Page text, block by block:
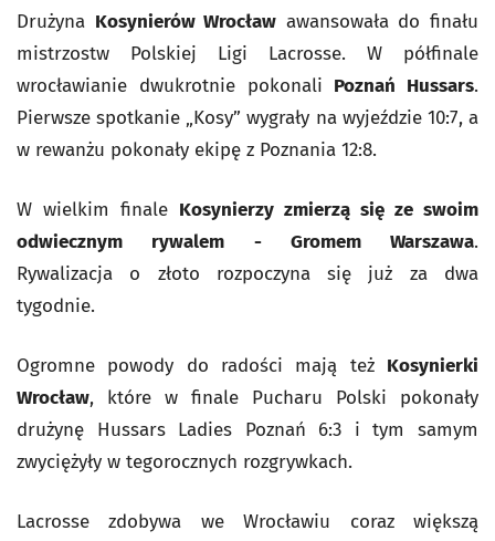
Drużyna Kosynierów Wrocław awansowała do finału
mistrzostw Polskiej Ligi Lacrosse. W półfinale
wrocławianie dwukrotnie pokonali Poznań Hussars.
Pierwsze spotkanie „Kosy” wygrały na wyjeździe 10:7, a
w rewanżu pokonały ekipę z Poznania 12:8.
W wielkim finale Kosynierzy zmierzą się ze swoim
odwiecznym rywalem - Gromem Warszawa.
Rywalizacja o złoto rozpoczyna się już za dwa
tygodnie.
Ogromne powody do radości mają też Kosynierki
Wrocław, które w finale Pucharu Polski pokonały
drużynę Hussars Ladies Poznań 6:3 i tym samym
zwyciężyły w tegorocznych rozgrywkach.
Lacrosse zdobywa we Wrocławiu coraz większą